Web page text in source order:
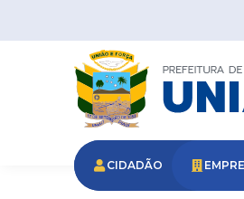
CIDADÃO